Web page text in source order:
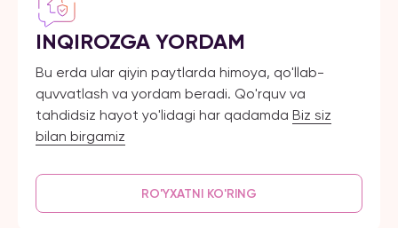
INQIROZGA YORDAM
Bu erda ular qiyin paytlarda himoya, qo'llab-
quvvatlash va yordam beradi. Qo'rquv va
tahdidsiz hayot yo'lidagi har qadamda Biz siz
bilan birgamiz
RO'YXATNI KO'RING